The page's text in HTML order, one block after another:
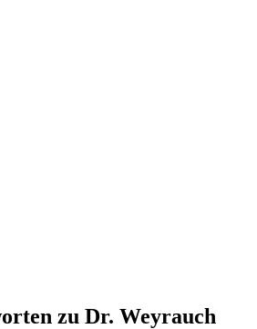
zu Dr. Weyrauch